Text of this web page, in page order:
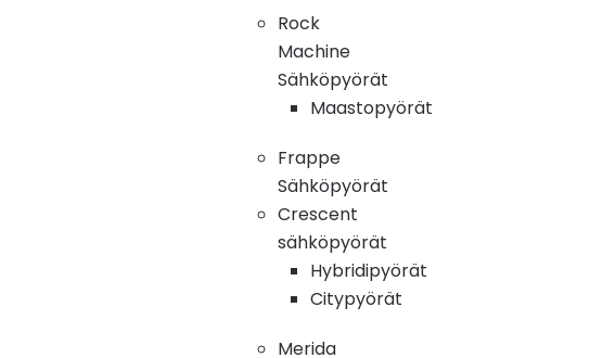
Rock
Machine
Sähköpyörät
Maastopyörät
Frappe
Sähköpyörät
Crescent
sähköpyörät
Hybridipyörät
Citypyörät
Merida